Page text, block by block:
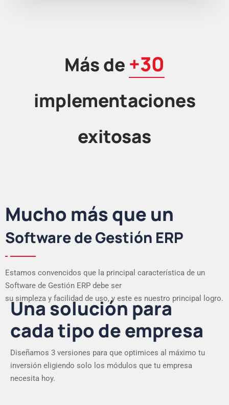
Más de +30
implementaciones
exitosas
Mucho más que un
Software de Gestión ERP
Estamos convencidos que la principal característica de un
Software de Gestión ERP debe ser
su simpleza y facilidad de uso, y este es nuestro principal logro.
Una solución para
cada tipo de empresa
Diseñamos 3 versiones para que optimices al máximo tu
inversión eligiendo solo los módulos que tu empresa
necesita hoy.